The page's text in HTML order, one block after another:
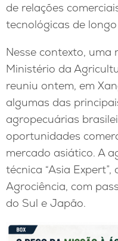
de relações
tecnológicas de
Nesse contexto, uma
Ministério da
reuniu ontem, em
algumas das
agropecuárias
oportunidades
mercado asiático. A
técnica “Asia
Agrociência, com
do Sul e Japão.